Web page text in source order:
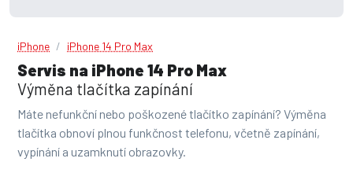
iPhone iPhone 14 Pro Max
Servis na iPhone 14 Pro Max
Výměna tlačítka zapínání
Máte nefunkční nebo poškozené tlačítko zapínání? Výměna
tlačítka obnoví plnou funkčnost telefonu, včetně zapínání,
vypínání a uzamknutí obrazovky.